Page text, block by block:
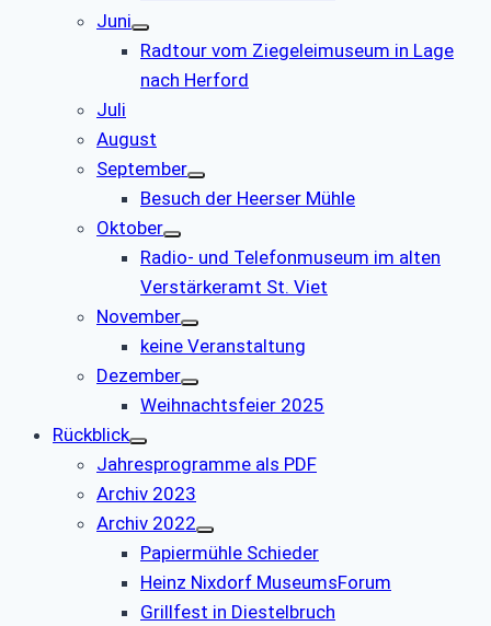
Juni
Radtour vom Ziegeleimuseum in Lage
nach Herford
Juli
August
September
Besuch der Heerser Mühle
Oktober
Radio- und Telefonmuseum im alten
Verstärkeramt St. Viet
November
keine Veranstaltung
Dezember
Weihnachtsfeier 2025
Rückblick
Jahresprogramme als PDF
Archiv 2023
Archiv 2022
Papiermühle Schieder
Heinz Nixdorf MuseumsForum
Grillfest in Diestelbruch